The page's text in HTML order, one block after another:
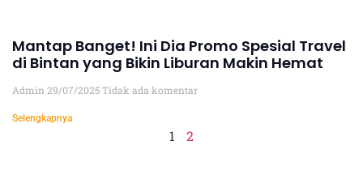
Mantap Banget! Ini Dia Promo Spesial Travel
di Bintan yang Bikin Liburan Makin Hemat
Admin 29/07/2025Tidak ada komentar
Selengkapnya
1 2